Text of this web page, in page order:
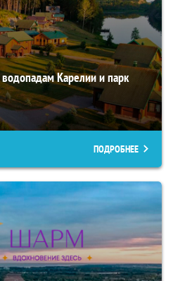
Карелии и парк
ПОДРОБНЕЕ